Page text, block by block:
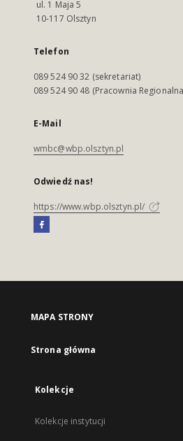
ul. 1 Maja 5
10-117 Olsztyn
Telefon
089 524 90 32 (sekretariat)
089 524 90 48 (Pracownia
E-Mail
wmbc@wbp.olsztyn.pl
Odwiedź nas!
https://www.wbp.olsztyn.pl/
MAPA STRONY
Strona główna
Kolekcje
Kolekcje instytucji